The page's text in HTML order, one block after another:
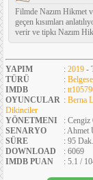
Filmde Nazım Hikmet
geçen kısımları
verir ve tipkı Nazım
YAPIM : 2019 -
TÜRÜ
:
IMDB
:
OYUNCULAR : Berna
Dikinciler
YÖNETMENI
: Cengiz
SENARYO
: Ahmet
SÜRE
: 95 Dak.
DOWNLOAD
: 6069
IMDB PUAN
: 5.1 /